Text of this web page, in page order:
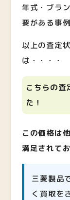
年式・ブラ
要がある事
以上の査定
は・・・・
こちらの査
た！
この価格は
満足されて
三菱製品
く買取を